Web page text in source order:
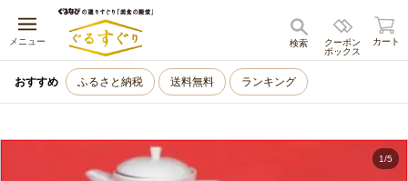
メニュー
キャンセル
クーポン
ボックス
検索 カート
おすすめ ふるさと納税 送料無料 ランキング
1/5